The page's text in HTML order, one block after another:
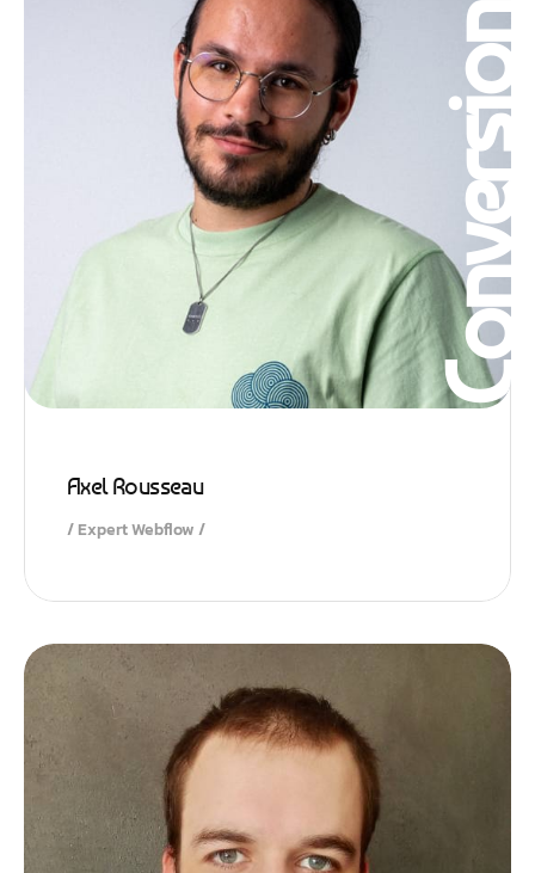
Axel Rousseau
Expert Webflow